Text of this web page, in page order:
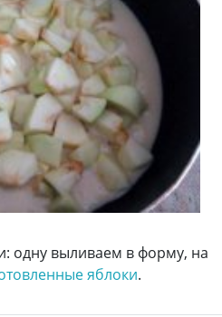
одну выливаем в форму, на
яблоки.